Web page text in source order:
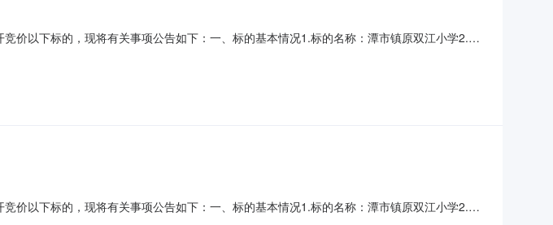
价以下标的，现将有关事项公告如下：一、标的基本情况1.标的名称：潭市镇原双江小学2.标
平方米，一栋三层教学楼为831.60平方米，食堂为246.44平方米，卫生间为73.44平方米
价以下标的，现将有关事项公告如下：一、标的基本情况1.标的名称：潭市镇原双江小学2.标